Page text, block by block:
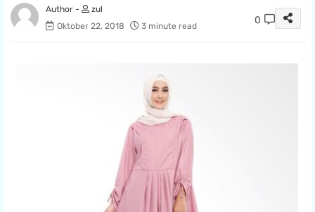
zul
Oktober 22, 2018
3 minute read
0